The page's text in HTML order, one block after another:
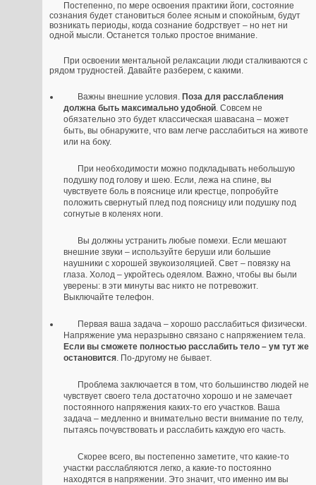
Постепенно, по мере освоения практики йоги, состояние
сознания будет становиться более ясным и спокойным, будут
возникать периоды, когда сознание бодрствует – но нет ни
одной мысли. Останется только простое внимание.
При освоении ментальной релаксации люди сталкиваются с
рядом трудностей. Давайте разберем, с какими.
Важны внешние условия. Поза для расслабления
должна быть максимально удобной. Совсем не
обязательно это будет классическая шавасана – может
быть, вы обнаружите, что вам легче расслабиться на животе
или на боку.
При необходимости можно подкладывать небольшую
подушку под голову и шею. Если, лежа на спине, вы
чувствуете боль в пояснице или крестце, попробуйте
положить свернутый плед под поясницу или подушку под
согнутые в коленях ноги.
Вы должны устранить любые помехи. Если мешают
внешние звуки – используйте беруши или большие
наушники с хорошей звукоизоляцией. Свет – повязку на
глаза. Холод – укройтесь одеялом. Важно, чтобы вы были
уверены: в эти минуты вас никто не потревожит.
Выключайте телефон.
Первая ваша задача – хорошо расслабиться физически.
Напряжение ума неразрывно связано с напряжением тела.
Если вы сможете полностью расслабить тело – ум тут же
остановится. По-другому не бывает.
Проблема заключается в том, что большинство людей не
чувствует своего тела достаточно хорошо и не замечает
постоянного напряжения каких-то его участков. Ваша
задача – медленно и внимательно вести внимание по телу,
пытаясь почувствовать и расслабить каждую его часть.
Скорее всего, вы постепенно заметите, что какие-то
участки расслабляются легко, а какие-то постоянно
находятся в напряжении. Это значит, что именно им вы